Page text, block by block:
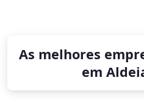
As melhores
em